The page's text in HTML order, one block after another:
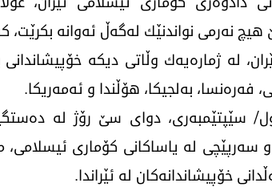
نه‌رمی نواندنێك له‌گه‌ڵ ئه‌وانه‌
له‌ ژماره‌یه‌ك وڵاتی دیكه‌ خۆپیشاندانی
فه‌ره‌نسا، به‌لجیكا، هۆڵندا و ئه‌مه‌ریكا.
سێپتێمبه‌ری، دوای سێ رۆژ له‌
و سه‌رپێچی له‌ یاساكانی كۆماری
خۆپیشاندانه‌كان له‌ ئێراندا.